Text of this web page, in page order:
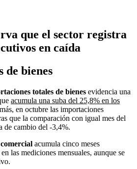
que el sector registra
en caída
de bienes
totales de bienes evidencia una
acumula una suba del 25,8% en los
en octubre las importaciones
que la comparación con igual mes del
de cambio del -3,4%.
acumula cinco meses
las mediciones mensuales, aunque se